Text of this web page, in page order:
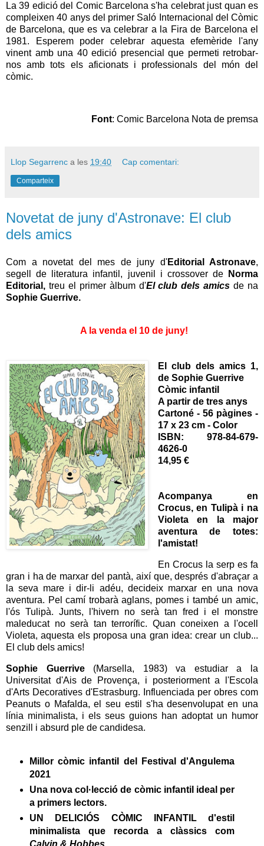
La 39 edició del Comic Barcelona s'ha celebrat just quan es
compleixen 40 anys del primer Saló Internacional del Còmic
de Barcelona, que es va celebrar a la Fira de Barcelona el
1981. Esperem poder celebrar aquesta efemèride l'any
vinent amb una 40 edició presencial que permeti retrobar-
nos amb tots els aficionats i professionals del món del
còmic.
Font: Comic Barcelona Nota de premsa
Llop Segarrenc a les 19:40 Cap comentari:
Comparteix
Novetat de juny d'Astronave: El club
dels amics
Com a novetat del mes de juny d'Editorial Astronave,
segell de literatura infantil, juvenil i crossover de
Norma
Editorial, treu el primer àlbum d'El club dels amics de na
Sophie Guerrive.
A la venda el 10 de juny!
El club dels amics 1,
de Sophie Guerrive
Còmic infantil
A partir de tres anys
Cartoné - 56 pàgines -
17 x 23 cm - Color
ISBN: 978-84-679-
4626-0
14,95 €
Acompanya en
Crocus, en Tulipà i na
Violeta en la major
aventura de totes:
l'amistat!
En Crocus la serp es fa
gran i ha de marxar del pantà, així que, després d'abraçar a
la seva mare i dir-li adéu, decideix marxar en una nova
aventura. Pel camí trobarà aglans, pomes i també un amic,
l'ós Tulipà. Junts, l'hivern no serà tan fred i el monstre
maleducat no serà tan terrorífic. Quan coneixen a l'ocell
Violeta, aquesta els proposa una gran idea: crear un club...
El club dels amics!
Sophie Guerrive(Marsella, 1983) va estudiar a la
Universitat d'Ais de Provença, i posteriorment a l'Escola
d'Arts Decoratives d'Estrasburg. Influenciada per obres com
Peanuts o Mafalda, el seu estil s'ha desenvolupat en una
línia minimalista, i els seus guions han adoptat un humor
senzill i absurd ple de candidesa.
Millor còmic infantil del Festival d'Angulema
2021
Una nova col·lecció de còmic infantil ideal per
a primers lectors.
UN DELICIÓS CÒMIC INFANTIL d'estil
minimalista que recorda a clàssics com
Calvin & Hobbes.